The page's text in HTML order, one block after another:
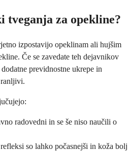
tveganja za opekline?
izpostavijo opeklinam ali hujšim
Če se zavedate teh dejavnikov
previdnostne ukrepe in
radovedni in se še niso naučili o
so lahko počasnejši in koža bolj